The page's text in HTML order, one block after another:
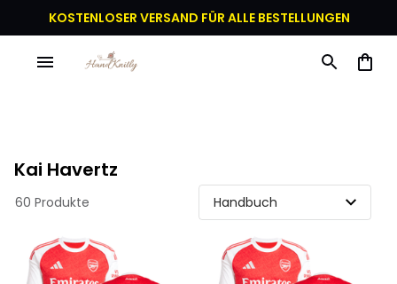
KOSTENLOSER VERSAND FÜR ALLE BESTELLUNGEN
Kai Havertz
60 Produkte